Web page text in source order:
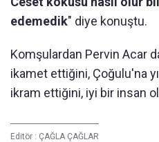
edemedik" diye konuştu.
Komşulardan Pervin Acar
ikamet ettiğini, Çoğulu'na
ikram ettiğini, iyi bir insan
Editör : ÇAĞLA ÇAĞLAR